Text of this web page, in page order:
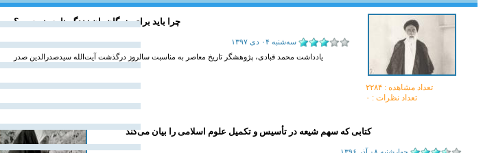
تعداد مشاهده :‌ ۲۲۸۴
تعداد نظرات : ۰
چرا باید برای بزرگان‌مان زندگی‌نامه بنویسیم؟
یادداشت محمد قبادی، پژوهشگر تاریخ معاصر به مناسبت سالروز درگذشت آیت‌الله سیدصدرالدین صدر
کتابى که سهم شيعه در تأسيس و تكميل علوم اسلامى را بیان می‌کند